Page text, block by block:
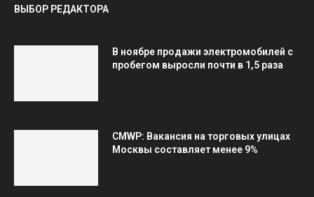
ВЫБОР РЕДАКТОРА
В ноябре продажи электромобилей с
пробегом выросли почти в 1,5 раза
CMWP: Вакансия на торговых улицах
Москвы составляет менее 9%